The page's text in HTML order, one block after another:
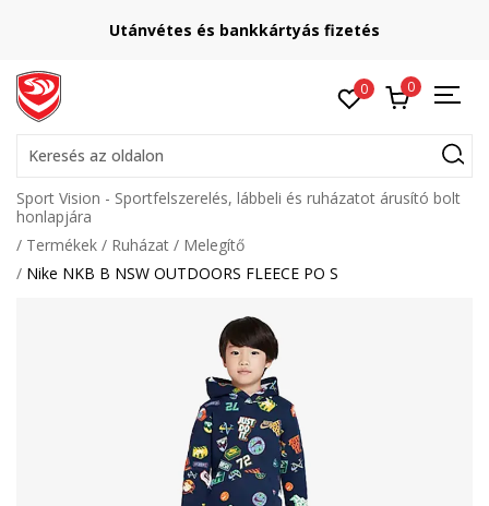
Utánvétes és bankkártyás fizetés
0 0
Keresés az oldalon
Sport Vision - Sportfelszerelés, lábbeli és ruházatot árusító bolt
honlapjára
Termékek
Ruházat
Melegítő
Nike NKB B NSW OUTDOORS FLEECE PO S